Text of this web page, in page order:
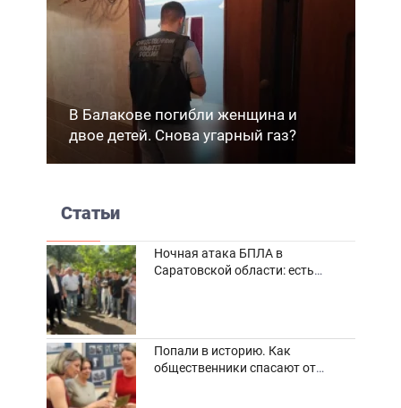
В Балакове погибли женщина и
двое детей. Снова угарный газ?
Статьи
Ночная атака БПЛА в
Саратовской области: есть
Попали в историю. Как
общественники спасают от